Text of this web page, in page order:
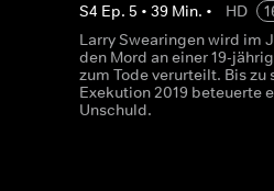
S4 Ep. 5 • 39 Min. • HD
Larry Swearingen wird im
den Mord an einer 19-
zum Tode verurteilt. Bis zu
Exekution 2019 beteuerte
Unschuld.